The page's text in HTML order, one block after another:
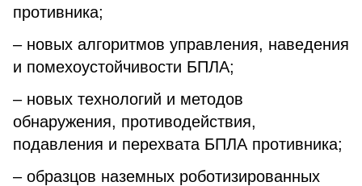
противника;
– новых алгоритмов управления, наведения
и помехоустойчивости БПЛА;
– новых технологий и методов
обнаружения, противодействия,
подавления и перехвата БПЛА противника;
– образцов наземных роботизированных